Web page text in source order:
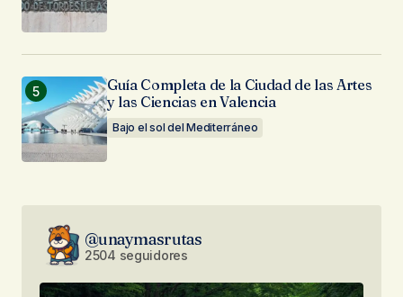
Guía Completa de la Ciudad de las Artes
y las Ciencias en Valencia
Bajo el sol del Mediterráneo
@unaymasrutas
2504 seguidores